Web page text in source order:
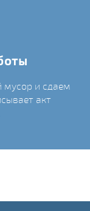
мусор и сдаем
акт